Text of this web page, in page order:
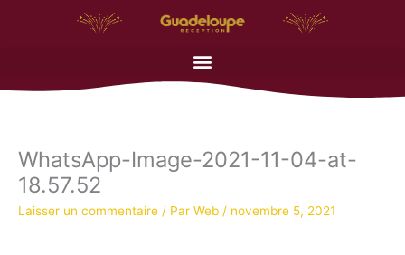
WhatsApp-Image-2021-11-04-at-
18.57.52
Laisser un commentaire / Par Web / novembre 5, 2021